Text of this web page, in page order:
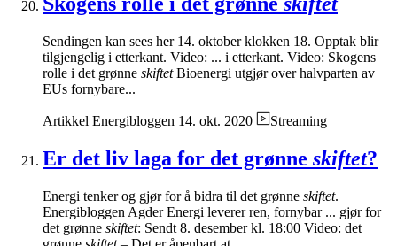
Sendingen kan sees her 14. oktober klokken 18. Opptak blir
tilgjengelig i etterkant. Video: ... i etterkant. Video: Skogens
rolle i det grønne skiftetBioenergi utgjør over halvparten av
EUs fornybare...
Artikkel Energibloggen 14. okt. 2020 Streaming
Er det liv laga for det grønne skiftet?
Energi tenker og gjør for å bidra til det grønne skiftet.
Energibloggen Agder Energi leverer ren, fornybar ... gjør for
det grønne skiftet: Sendt 8. desember kl. 18:00 Video: det